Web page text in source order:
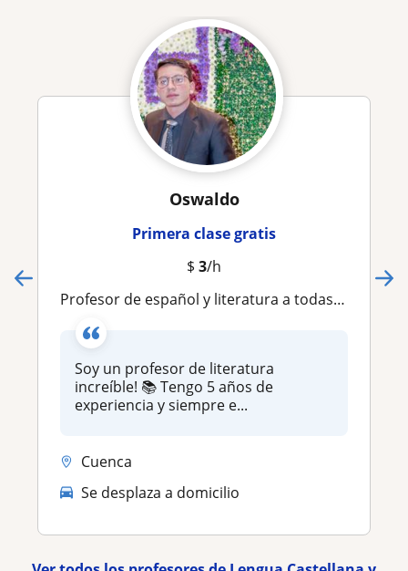
Oswaldo
Primera clase gratis
$ 3/h
Profesor de español y literatura a todas las edades
Soy un profesor de literatura
increíble! 📚 Tengo 5 años de
experiencia y siempre e...
Cuenca
Se desplaza a domicilio